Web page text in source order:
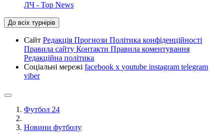
ЛЧ - Top News
До всіх турнірів
Сайт Редакція Прогнози Політика конфіденційності
Правила сайту Контакти Правила коментування
Редакційна політика
Соціальні мережі facebook x youtube instagram telegram
viber
Футбол 24
Новини футболу